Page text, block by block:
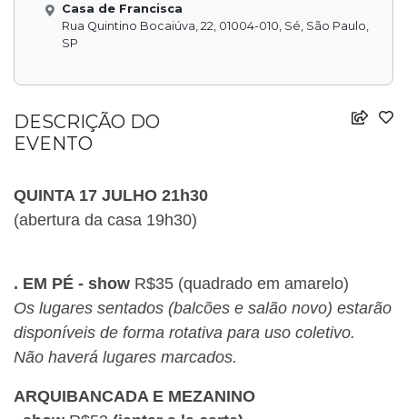
Casa de Francisca
Rua Quintino Bocaiúva, 22, 01004-010, Sé, São Paulo,
SP
DESCRIÇÃO DO
EVENTO
QUINTA 17 JULHO 21h30
(abertura da casa 19h30)
. EM PÉ - show R$35 (quadrado em amarelo)
Os lugares sentados (balcões e salão novo) estarão
disponíveis de forma rotativa para uso coletivo.
Não haverá lugares marcados.
ARQUIBANCADA E MEZANINO